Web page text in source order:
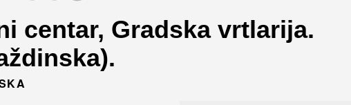
centar, Gradska vrtlarija.